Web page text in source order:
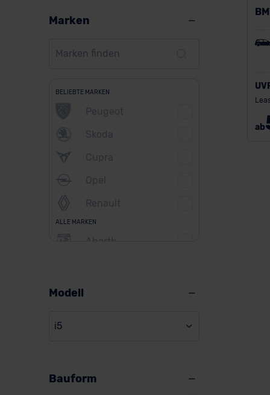
Marken
BELIEBTE MARKEN
Peugeot
Skoda
Cupra
Opel
Renault
ALLE MARKEN
Abarth
Citroen
Modell
i5
Bauform
ab